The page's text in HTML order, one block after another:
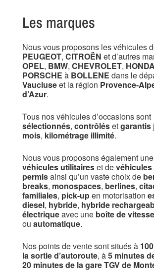
Les marques
Nous vous proposons les véhicules
PEUGEOT, CITROËN et d’autres
OPEL, BMW, CHEVROLET, HONDA
PORSCHE à BOLLENE dans le
Vaucluseet la région Provence-
d’Azur.
Tous nos véhicules d’occasions sont
sélectionnés, contrôlésetgarantis
mois, kilométrage illimité.
Nous vous proposons également
véhicules utilitaireset devéhicules
permisainsi qu’un vaste choix de
breaks, monospaces, berlines,
familiales, pick-upen motorisation
diesel, hybride, hybride
électriqueavec une boîte de
ou automatique.
Nos points de vente sont situés à
la sortie d’autoroute, à5 minutes
20 minutes de la gare TGV de